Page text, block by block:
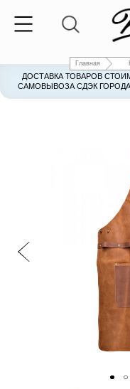
Главная
ДОСТАВКА ТОВАРОВ
САМОВЫВОЗА СДЭК ГОРОДА